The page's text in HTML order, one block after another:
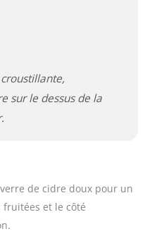
sur le dessus de la
de cidre doux pour un
et le côté